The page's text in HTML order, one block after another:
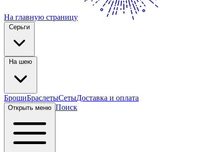
На главную страницу
БрошиБраслетыСетыДоставка и оплата
Открыть меню Поиск